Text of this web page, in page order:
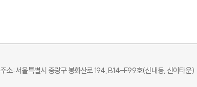
주소: 서울특별시 중랑구 봉화산로 194, B14-F99호(신내동, 신아타운)